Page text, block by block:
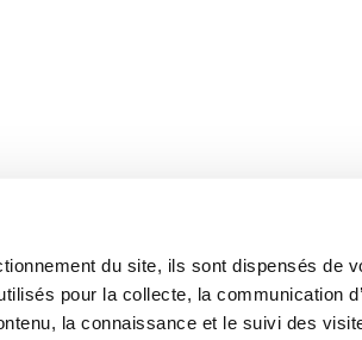
du site, ils sont dispensés de
pour la collecte, la communication
la connaissance et le suivi des